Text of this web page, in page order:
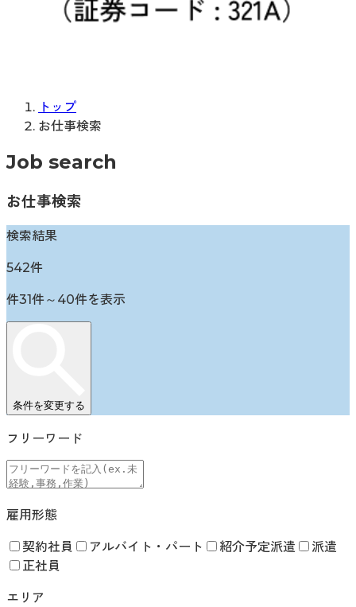
トップ
お仕事検索
Job search
お仕事検索
検索結果
542件
件31件～ 40件を表示
条件を変更する
フリーワード
雇用形態
契約社員 アルバイト・パート 紹介予定派遣
派遣
正社員
エリア